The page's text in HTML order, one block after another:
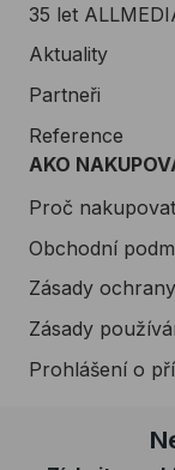
35 let
Aktuality
Partneři
Reference
AKO
Proč
Obchodní
Zásady
Zásady
Prohlášení o